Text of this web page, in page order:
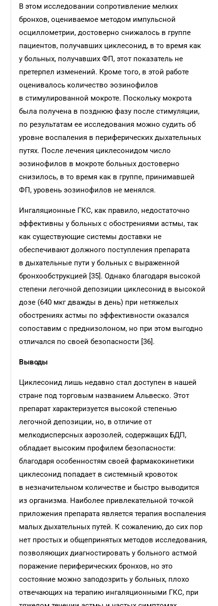
В этом исследовании сопротивление мелких
бронхов, оцениваемое методом импульсной
осциллометрии, достоверно снижалось в группе
пациентов, получавших циклесонид, в то время как
у больных, получавших ФП, этот показатель не
претерпел изменений. Кроме того, в этой работе
оценивалось количество эозинофилов
в стимулированной мокроте. Поскольку мокрота
была получена в позднюю фазу после стимуляции,
по результатам ее исследования можно судить об
уровне воспаления в периферических дыхательных
путях. После лечения циклесонидом число
эозинофилов в мокроте больных достоверно
снизилось, в то время как в группе, принимавшей
ФП, уровень эозинофилов не менялся.
Ингаляционные ГКС, как правило, недостаточно
эффективны у больных с обострениями астмы, так
как существующие системы доставки не
обеспечивают должного поступления препарата
в дыхательные пути у больных с выраженной
бронхообструкцией [35]. Однако благодаря высокой
степени легочной депозиции циклесонид в высокой
дозе (640 мкг дважды в день) при нетяжелых
обострениях астмы по эффективности оказался
сопоставим с преднизолоном, но при этом выгодно
отличался по своей безопасности [36].
Выводы
Циклесонид лишь недавно стал доступен в нашей
стране под торговым названием Альвеско. Этот
препарат характеризуется высокой степенью
легочной депозиции, но, в отличие от
мелкодисперсных аэрозолей, содержащих БДП,
обладает высоким профилем безопасности:
благодаря особенностям своей фармакокинетики
циклесонид попадает в системный кровоток
в незначительном количестве и быстро выводится
из организма. Наиболее привлекательной точкой
приложения препарата является терапия воспаления
малых дыхательных путей. К сожалению, до сих пор
нет простых и общепринятых методов исследования,
позволяющих диагностировать у больного астмой
поражение периферических бронхов, но это
состояние можно заподозрить у больных, плохо
отвечающих на терапию ингаляционными ГКС, при